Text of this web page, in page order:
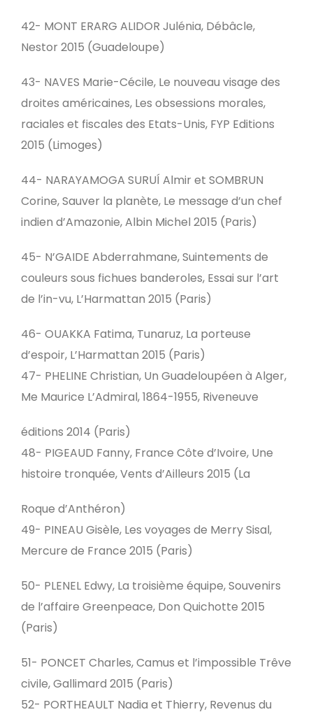
42- MONT ERARG ALIDOR Julénia, Débâcle,
Nestor 2015 (Guadeloupe)
43- NAVES Marie-Cécile, Le nouveau visage des
droites américaines, Les obsessions morales,
raciales et fiscales des Etats-Unis, FYP Editions
2015 (Limoges)
44- NARAYAMOGA SURUÍ Almir et SOMBRUN
Corine, Sauver la planète, Le message d’un chef
indien d’Amazonie, Albin Michel 2015 (Paris)
45- N’GAIDE Abderrahmane, Suintements de
couleurs sous fichues banderoles, Essai sur l’art
de l’in-vu, L’Harmattan 2015 (Paris)
46- OUAKKA Fatima, Tunaruz, La porteuse
d’espoir, L’Harmattan 2015 (Paris)
47- PHELINE Christian, Un Guadeloupéen à Alger,
Me Maurice L’Admiral, 1864-1955, Riveneuve
éditions 2014 (Paris)
48- PIGEAUD Fanny, France Côte d’Ivoire, Une
histoire tronquée, Vents d’Ailleurs 2015 (La
Roque d’Anthéron)
49- PINEAU Gisèle, Les voyages de Merry Sisal,
Mercure de France 2015 (Paris)
50- PLENEL Edwy, La troisième équipe, Souvenirs
de l’affaire Greenpeace, Don Quichotte 2015
(Paris)
51- PONCET Charles, Camus et l’impossible Trêve
civile, Gallimard 2015 (Paris)
52- PORTHEAULT Nadia et Thierry, Revenus du